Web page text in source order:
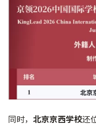
同时， 北京京西学校还